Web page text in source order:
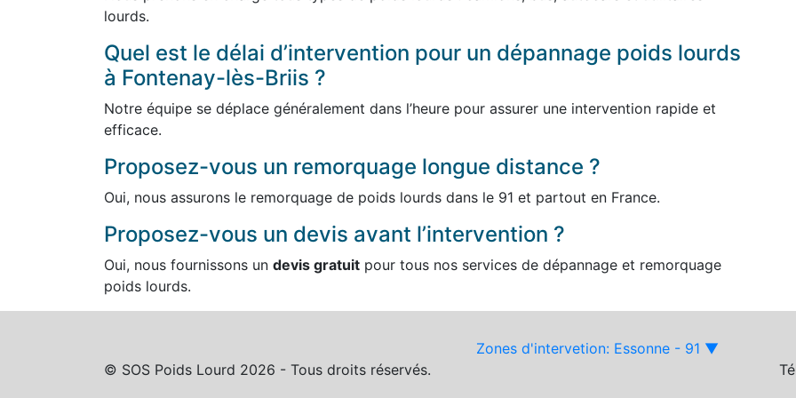
lourds.
Quel est le délai d’intervention pour un dépannage poids lourds
à Fontenay-lès-Briis ?
Notre équipe se déplace généralement dans l’heure pour assurer une intervention rapide et
efficace.
Proposez-vous un remorquage longue distance ?
Oui, nous assurons le remorquage de poids lourds dans le 91 et partout en France.
Proposez-vous un devis avant l’intervention ?
Oui, nous fournissons un devis gratuit pour tous nos services de dépannage et remorquage
poids lourds.
Zones d'intervetion: Essonne - 91 ▼
© SOS Poids Lourd 2026 - Tous droits réservés.